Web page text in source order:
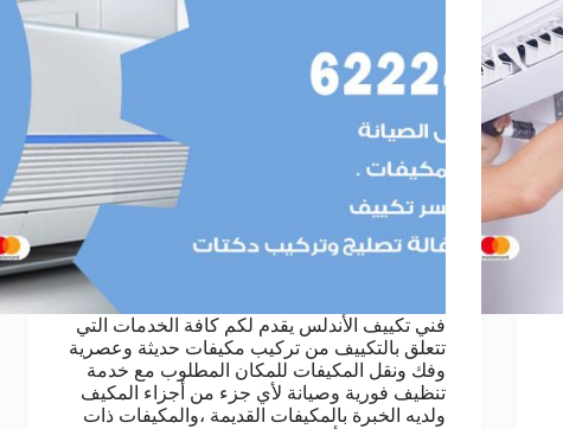
فني تكييف الأندلس يقدم لكم كافة الخدمات التي
تتعلق بالتكييف من تركيب مكيفات حديثة وعصرية
وفك ونقل المكيفات للمكان المطلوب مع خدمة
تنظيف فورية وصيانة لأي جزء من أجزاء المكيف
ولديه الخبرة بالمكيفات القديمة ،والمكيفات ذات